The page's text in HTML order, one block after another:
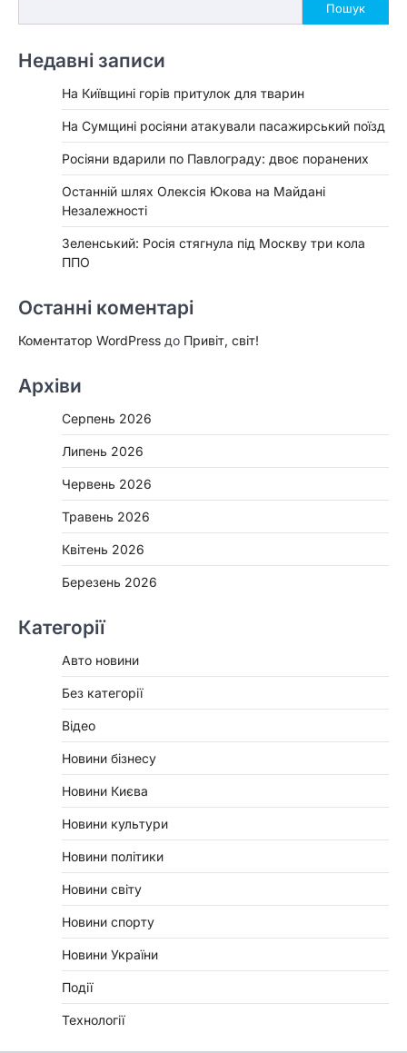
Пошук
Недавні записи
На Київщині горів притулок для тварин
На Сумщині росіяни атакували пасажирський поїзд
Росіяни вдарили по Павлограду: двоє поранених
Останній шлях Олексія Юкова на Майдані
Незалежності
Зеленський: Росія стягнула під Москву три кола
ППО
Останні коментарі
Коментатор WordPress до Привіт, світ!
Архіви
Серпень 2026
Липень 2026
Червень 2026
Травень 2026
Квітень 2026
Березень 2026
Категорії
Авто новини
Без категорії
Відео
Новини бізнесу
Новини Києва
Новини культури
Новини політики
Новини світу
Новини спорту
Новини України
Події
Технології